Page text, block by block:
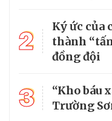
2
Ký ức của
thành
đồng đội
3
“Kho báu
Trường